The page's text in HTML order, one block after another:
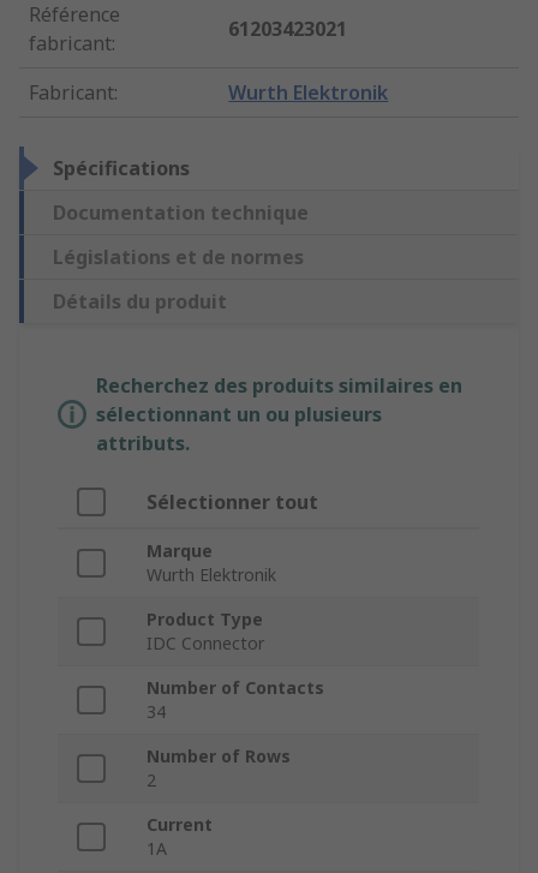
Référence
fabricant:
61203423021
Fabricant: Wurth Elektronik
Spécifications
Documentation technique
Législations et de normes
Détails du produit
Recherchez des produits similaires en
sélectionnant un ou plusieurs
attributs.
Sélectionner tout
Marque
Wurth Elektronik
Product Type
IDC Connector
Number of Contacts
34
Number of Rows
2
Current
1A